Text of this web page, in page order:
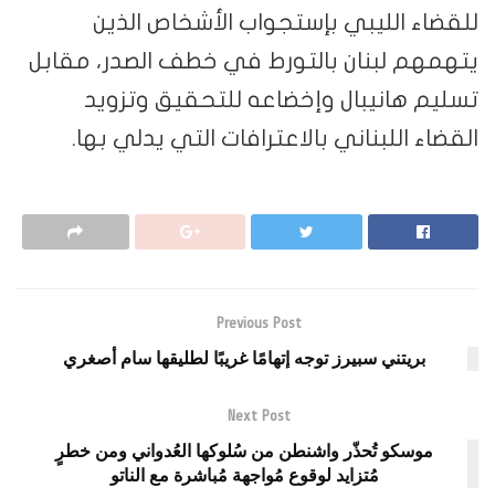
للقضاء الليبي بإستجواب الأشخاص الذين
يتهمهم لبنان بالتورط في خطف الصدر، مقابل
تسليم هانيبال وإخضاعه للتحقيق وتزويد
القضاء اللبناني بالاعترافات التي يدلي بها.
Previous Post
بريتني سبيرز توجه إتهامًا غريبًا لطليقها سام أصغري
Next Post
موسكو تُحذّر واشنطن من سُلوكها العُدواني ومن خطرٍ
مُتزايد لوقوع مُواجهة مُباشرة مع الناتو